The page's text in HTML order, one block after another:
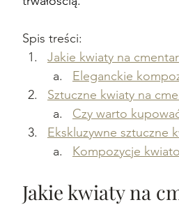
Spis treści:
Jakie kwiaty na
Eleganckie
Sztuczne kwiaty na
Czy warto
Ekskluzywne sztuczne
Kompozycje
Jakie kwiaty na